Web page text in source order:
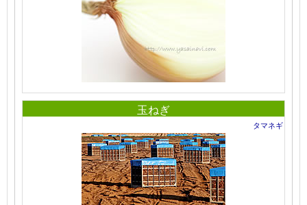
玉ねぎ
タマネギ